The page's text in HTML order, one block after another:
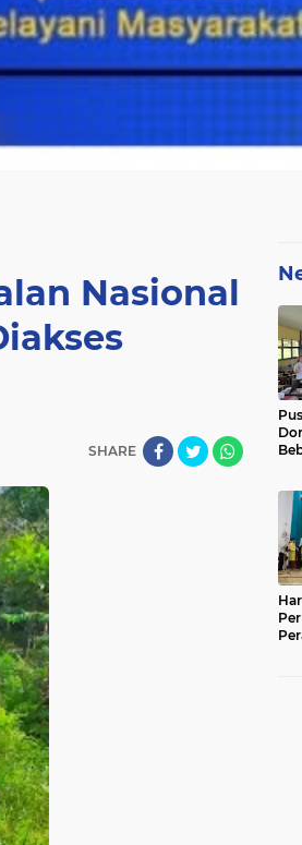
Nasional
SHARE